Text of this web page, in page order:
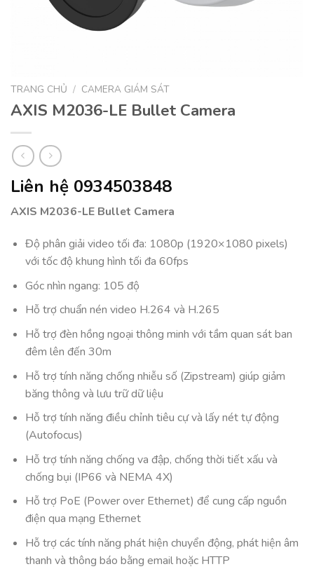
TRANG CHỦ / CAMERA GIÁM SÁT
AXIS M2036-LE Bullet Camera
Liên hệ 0934503848
AXIS M2036-LE Bullet Camera
Độ phân giải video tối đa: 1080p (1920×1080 pixels)
với tốc độ khung hình tối đa 60fps
Góc nhìn ngang: 105 độ
Hỗ trợ chuẩn nén video H.264 và H.265
Hỗ trợ đèn hồng ngoại thông minh với tầm quan sát ban
đêm lên đến 30m
Hỗ trợ tính năng chống nhiễu số (Zipstream) giúp giảm
băng thông và lưu trữ dữ liệu
Hỗ trợ tính năng điều chỉnh tiêu cự và lấy nét tự động
(Autofocus)
Hỗ trợ tính năng chống va đập, chống thời tiết xấu và
chống bụi (IP66 và NEMA 4X)
Hỗ trợ PoE (Power over Ethernet) để cung cấp nguồn
điện qua mạng Ethernet
Hỗ trợ các tính năng phát hiện chuyển động, phát hiện âm
thanh và thông báo bằng email hoặc HTTP